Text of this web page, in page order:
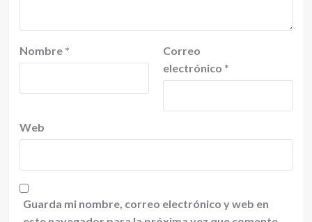
Nombre *
Correo
electrónico *
Web
Guarda mi nombre, correo electrónico y web en